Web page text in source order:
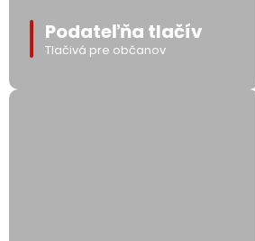
Podateľňa tlačív
Tlačivá pre občanov